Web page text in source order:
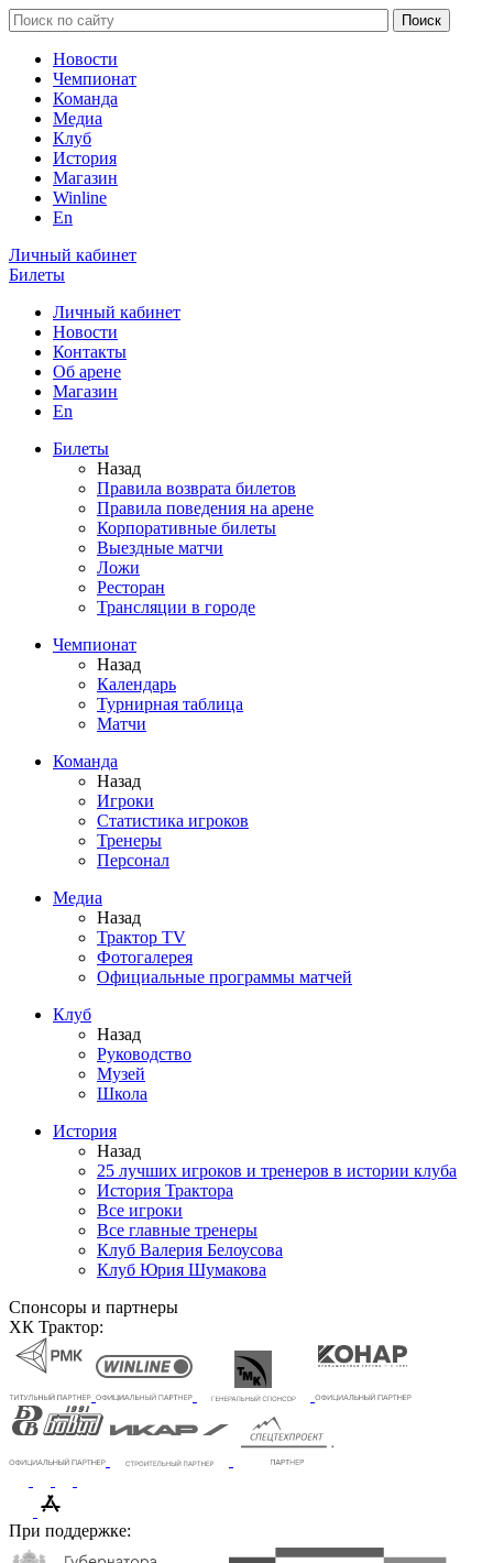
Новости
Чемпионат
Команда
Медиа
Клуб
История
Магазин
Winline
En
Личный кабинет
Билеты
Личный кабинет
Новости
Контакты
Об арене
Магазин
En
Билеты
Назад
Правила возврата билетов
Правила поведения на арене
Корпоративные билеты
Выездные матчи
Ложи
Ресторан
Трансляции в городе
Чемпионат
Назад
Календарь
Турнирная таблица
Матчи
Команда
Назад
Игроки
Статистика игроков
Тренеры
Персонал
Медиа
Назад
Трактор TV
Фотогалерея
Официальные программы матчей
Клуб
Назад
Руководство
Музей
Школа
История
Назад
25 лучших игроков и тренеров в истории клуба
История Трактора
Все игроки
Все главные тренеры
Клуб Валерия Белоусова
Клуб Юрия Шумакова
Спонсоры и партнеры
ХК Трактор:
При поддержке: